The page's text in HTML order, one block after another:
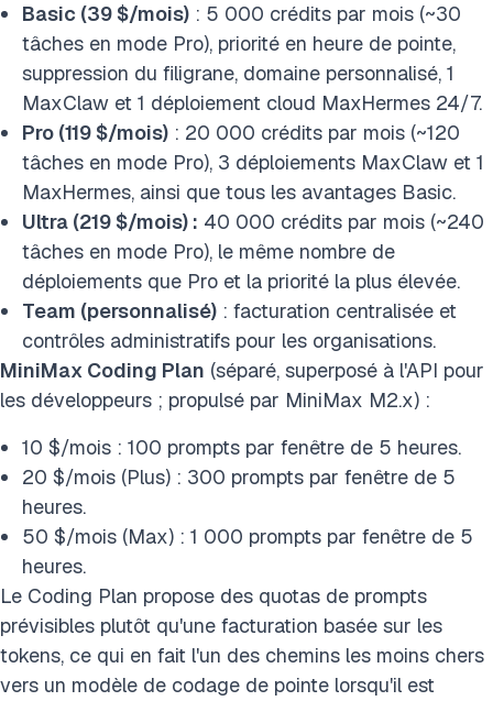
Basic (39 $/mois) : 5 000 crédits par mois (~30
tâches en mode Pro), priorité en heure de pointe,
suppression du filigrane, domaine personnalisé, 1
MaxClaw et 1 déploiement cloud MaxHermes 24/7.
Pro (119 $/mois) : 20 000 crédits par mois (~120
tâches en mode Pro), 3 déploiements MaxClaw et 1
MaxHermes, ainsi que tous les avantages Basic.
Ultra (219 $/mois) : 40 000 crédits par mois (~240
tâches en mode Pro), le même nombre de
déploiements que Pro et la priorité la plus élevée.
Team (personnalisé) : facturation centralisée et
contrôles administratifs pour les organisations.
MiniMax Coding Plan (séparé, superposé à l'API pour
les développeurs ; propulsé par MiniMax M2.x) :
10 $/mois : 100 prompts par fenêtre de 5 heures.
20 $/mois (Plus) : 300 prompts par fenêtre de 5
heures.
50 $/mois (Max) : 1 000 prompts par fenêtre de 5
heures.
Le Coding Plan propose des quotas de prompts
prévisibles plutôt qu'une facturation basée sur les
tokens, ce qui en fait l'un des chemins les moins chers
vers un modèle de codage de pointe lorsqu'il est